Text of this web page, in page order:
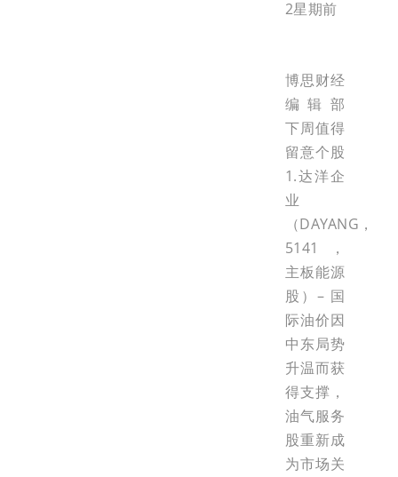
2星期前
博思财经
编辑部
下周值得
留意个股
1.达洋企
业
（DAYANG，
5141，
主板能源
股）– 国
际油价因
中东局势
升温而获
得支撑，
油气服务
股重新成
为市场关